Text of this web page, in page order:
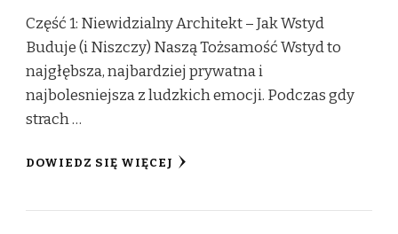
Część 1: Niewidzialny Architekt – Jak Wstyd
Buduje (i Niszczy) Naszą Tożsamość Wstyd to
najgłębsza, najbardziej prywatna i
najbolesniejsza z ludzkich emocji. Podczas gdy
strach …
DOWIEDZ SIĘ WIĘCEJ